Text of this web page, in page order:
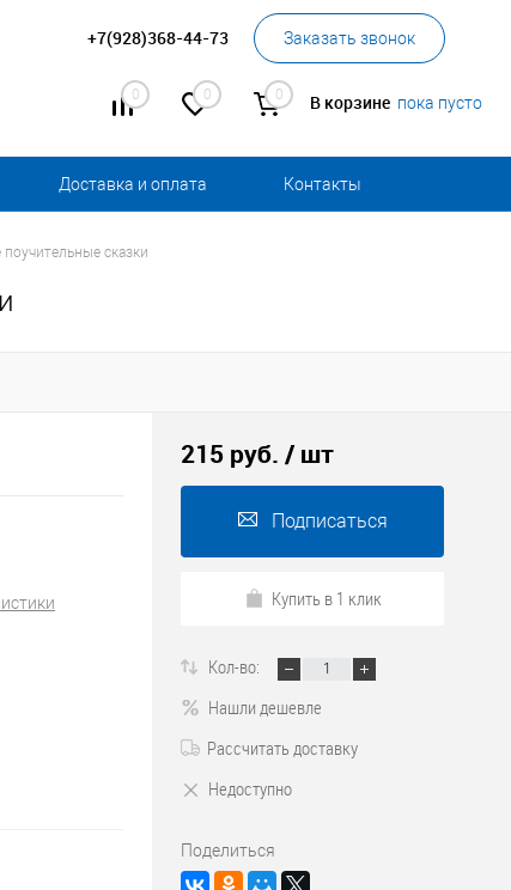
+7(928)368-44-73 Заказать звонок
0 0 0 В корзине пока пусто
Доставка и оплата Контакты
сказки
215 руб. / шт
Подписаться
Купить в 1 клик
Кол-во:
Нашли дешевле
Рассчитать доставку
Недоступно
Поделиться